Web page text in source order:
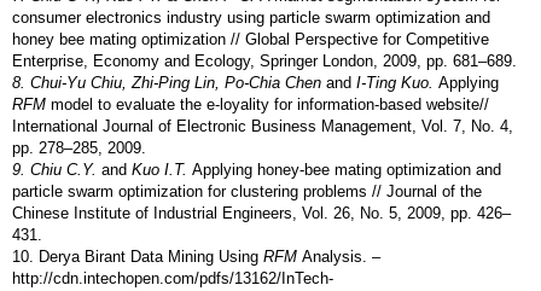
consumer electronics industry using particle swarm optimization and
honey bee mating optimization // Global Perspective for Competitive
Enterprise, Economy and Ecology, Springer London, 2009, pp. 681–689.
8. Chui-Yu Chiu, Zhi-Ping Lin, Po-Chia Chen and I-Ting Kuo. Applying
RFM model to evaluate the e-loyality for information-based website//
International Journal of Electronic Business Management, Vol. 7, No. 4,
pp. 278–285, 2009.
9. Chiu C.Y. and Kuo I.T. Applying honey-bee mating optimization and
particle swarm optimization for clustering problems // Journal of the
Chinese Institute of Industrial Engineers, Vol. 26, No. 5, 2009, pp. 426–
431.
10. Derya Birant Data Mining Using RFM Analysis. –
http://cdn.intechopen.com/pdfs/13162/InTech-